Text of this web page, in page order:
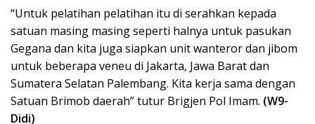
“Untuk pelatihan pelatihan itu di serahkan kepada
satuan masing masing seperti halnya untuk pasukan
Gegana dan kita juga siapkan unit wanteror dan jibom
untuk beberapa veneu di Jakarta, Jawa Barat dan
Sumatera Selatan Palembang. Kita kerja sama dengan
Satuan Brimob daerah” tutur Brigjen Pol Imam. (W9-
Didi)